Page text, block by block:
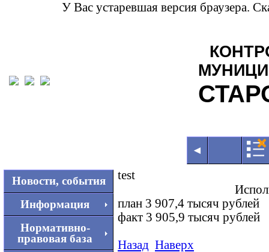
У Вас устаревшая версия браузера.
◄
Новости, события
Информация
Нормативно-
правовая база
test
план 3 907,4 тысяч рублей
факт 3 905,9 тысяч рублей
Назад Наверх